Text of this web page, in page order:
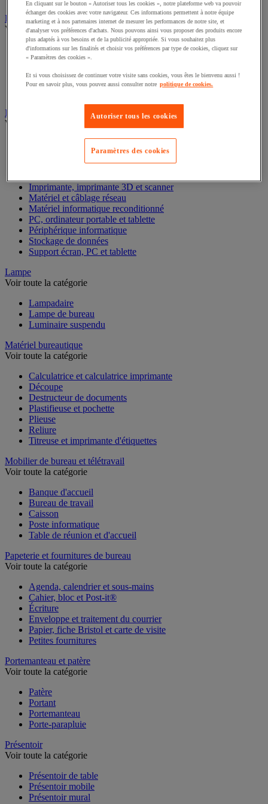
Encaissement et gestion de la monnaie
Voir toute la catégorie
Boîte à monnaie
Compteuse-trieuse et détecteur de faux billets
Monnaie et compteuse-trieuse
Scanner de code-barre et accessoires
Informatique et multimédia
Voir toute la catégorie
Bagagerie informatique
Chariot mobile informatique
Imprimante, imprimante 3D et scanner
Matériel et câblage réseau
Matériel informatique reconditionné
PC, ordinateur portable et tablette
Périphérique informatique
Stockage de données
Support écran, PC et tablette
Lampe
Voir toute la catégorie
Lampadaire
Lampe de bureau
Luminaire suspendu
Matériel bureautique
Voir toute la catégorie
Calculatrice et calculatrice imprimante
Découpe
Destructeur de documents
Plastifieuse et pochette
Plieuse
Reliure
Titreuse et imprimante d'étiquettes
Mobilier de bureau et télétravail
Voir toute la catégorie
Banque d'accueil
Bureau de travail
Caisson
Poste informatique
Table de réunion et d'accueil
Papeterie et fournitures de bureau
Voir toute la catégorie
Agenda, calendrier et sous-mains
Cahier, bloc et Post-it®
Écriture
Enveloppe et traitement du courrier
Papier, fiche Bristol et carte de visite
Petites fournitures
Portemanteau et patère
Voir toute la catégorie
Patère
Portant
Portemanteau
Porte-parapluie
Présentoir
Voir toute la catégorie
Présentoir de table
Présentoir mobile
Présentoir mural
En cliquant sur le bouton « Autoriser tous les cookies », notre plateforme web va pouvoir
échanger des cookies avec votre navigateur. Ces informations permettent à notre équipe
marketing et à nos partenaires internet de mesurer les performances de notre site, et
d'analyser vos préférences d'achats. Nous pouvons ainsi vous proposer des produits encore
plus adaptés à vos besoins et de la publicité appropriée. Si vous souhaitez plus
d'informations sur les finalités et choisir vos préférences par type de cookies, cliquez sur
« Paramètres des cookies ».
Et si vous choisissez de continuer votre visite sans cookies, vous êtes le bienvenu aussi !
Pour en savoir plus, vous pouvez aussi consulter notre politique de cookies.
Autoriser tous les cookies
Paramètres des cookies